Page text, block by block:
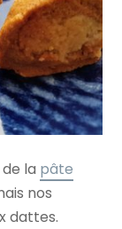
la pâte
nos
dattes.